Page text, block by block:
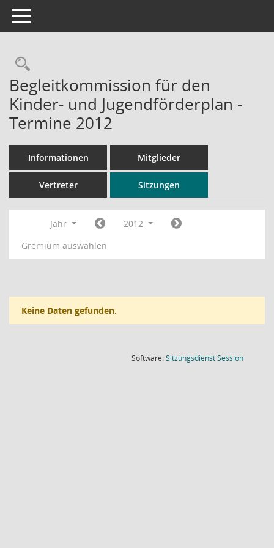
Toggle navigation
Rechercheauswahl
Begleitkommission für den
Kinder- und Jugendförderplan -
Termine 2012
Informationen Mitglieder
Vertreter Sitzungen
Jahr
2012
Gremium auswählen
Keine Daten gefunden.
Software:SitzungsdienstSession(Wird in